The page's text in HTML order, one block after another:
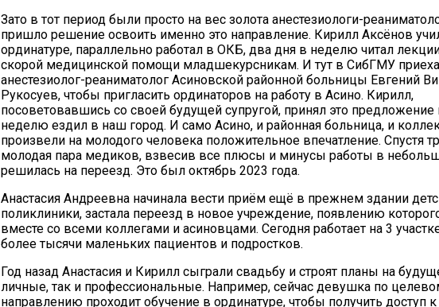
Зато в тот период были просто на вес золота анестезиологи-
пришло решение освоить именно это направление. Кирилл Аксёнов
ординатуре, параллельно работал в ОКБ, два дня в неделю читал
скорой медицинской помощи младшекурсникам. И тут в СибГМУ
анестезиолог-реаниматолог Асиновской районной больницы Евгений
Рукосуев, чтобы пригласить ординаторов на работу в Асино. Кирилл,
посоветовавшись со своей будущей супругой, принял это предложение
неделю ездил в наш город. И само Асино, и районная больница, и
произвели на молодого человека положительное впечатление. Спустя
молодая пара медиков, взвесив все плюсы и минусы работы в
решилась на переезд. Это был октябрь 2023 года.
Анастасия Андреевна начинала вести приём ещё в прежнем здании
поликлиники, застала переезд в новое учреждение, появлению
вместе со всеми коллегами и асиновцами. Сегодня работает на 3
более тысячи маленьких пациентов и подростков.
Год назад Анастасия и Кирилл сыграли свадьбу и строят планы на
личные, так и профессиональные. Например, сейчас девушка по
направлению проходит обучение в ординатуре, чтобы получить доступ